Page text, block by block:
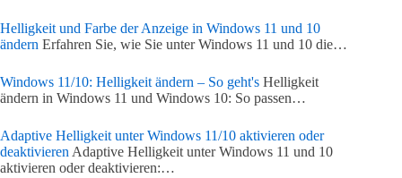
Helligkeit und Farbe der Anzeige in Windows 11 und 10
ändern Erfahren Sie, wie Sie unter Windows 11 und 10 die…
Windows 11/10: Helligkeit ändern – So geht's Helligkeit
ändern in Windows 11 und Windows 10: So passen…
Adaptive Helligkeit unter Windows 11/10 aktivieren oder
deaktivieren Adaptive Helligkeit unter Windows 11 und 10
aktivieren oder deaktivieren:…